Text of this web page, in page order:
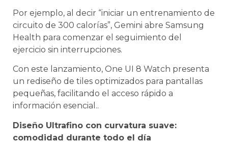
Por ejemplo, al decir “iniciar un entrenamiento de
circuito de 300 calorías”, Gemini abre Samsung
Health para comenzar el seguimiento del
ejercicio sin interrupciones.
Con este lanzamiento, One UI 8 Watch presenta
un rediseño de tiles optimizados para pantallas
pequeñas, facilitando el acceso rápido a
información esencial..
Diseño Ultrafino con curvatura suave:
comodidad durante todo el día